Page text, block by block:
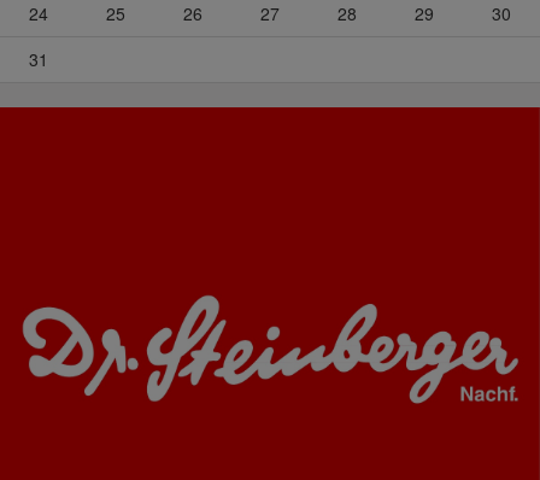
24
25 26 27 28 29
30
31